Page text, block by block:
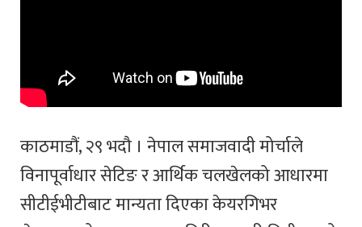
काठमाडौं, २९ भदौ । नेपाल समाजवादी मोर्चाले
विनापूर्वाधार सेटिङ र आर्थिक चलखेलको आधारमा
सीटीईभीटीबाट मान्यता दिएका केयरगिभर